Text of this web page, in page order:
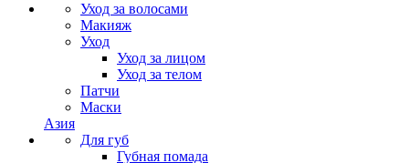
Уход за волосами
Макияж
Уход
Уход за лицом
Уход за телом
Патчи
Маски
Азия
Для губ
Губная помада